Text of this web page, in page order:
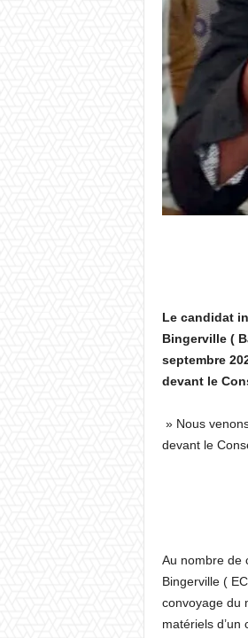
Le candidat
Bingerville (
septembre
devant le
» Nous
devant le
Au nombre de
Bingerville (
convoyage du
matériels d’un